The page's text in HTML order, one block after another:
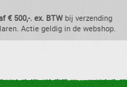
€ 500,-. ex. BTWbij verzending
Actie geldig in de webshop.